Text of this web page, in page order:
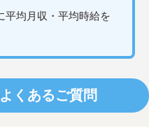
均月収・平均時給を
くあるご質問